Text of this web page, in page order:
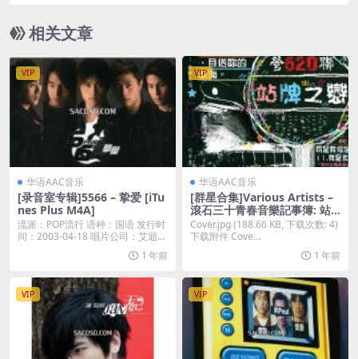
相关文章
VIP
华语AAC音乐
[录音室专辑]5566 – 挚爱 [iTu
nes Plus M4A]
流派：POP流行 语种：国语 发行时
间：2003-04-18 唱片公司：艾迴唱
1 年前
VIP
华语AAC音乐
[群星合集]Various Artists –
滾石三十青春音樂記事簿: 站
牌之戀 [iTunes Plus M4A]
Cover.jpg (188.66 KB, 下载次数: 4)
下载附件 Cove...
1 年前
VIP VIP